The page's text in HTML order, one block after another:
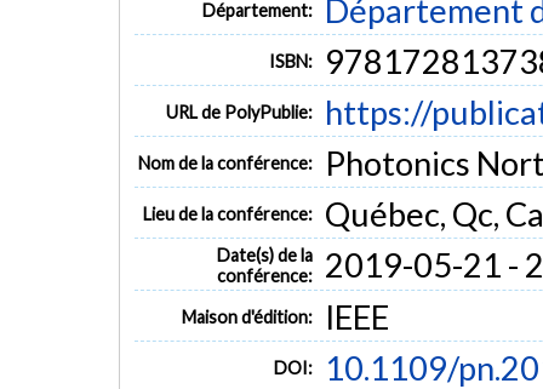
Département: Département
ISBN:
URL de PolyPublie: https://
Nom de la conférence: Photonics
Lieu de la conférence: Québec, Qc,
Date(s) de la
conférence:
2019-05-21 -
Maison d'édition: IEEE
DOI: 10.1109/